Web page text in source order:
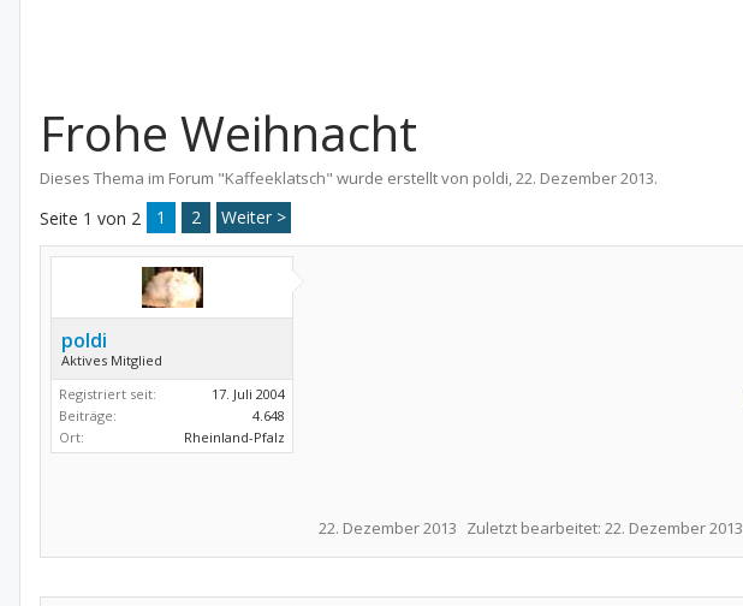
Frohe Weihnacht
Dieses Thema im Forum "Kaffeeklatsch" wurde erstellt von poldi,22. Dezember 2013.
Seite 1 von 2 1 2 Weiter >
poldi
Aktives Mitglied
Registriert seit:
17. Juli 2004
Beiträge:
4.648
Ort:
Rheinland-Pfalz
22. Dezember 2013 Zuletzt bearbeitet: 22. Dezember 2013